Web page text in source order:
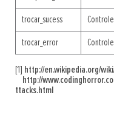
trocar_sucess
trocar_error
[1] http://en.wikipedia.org/
http://
ttacks.html